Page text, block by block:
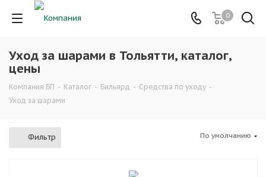
0
Уход за шарами в Тольятти, каталог,
цены
Компания БП - Каталог - Бильярд - Средства по уходу -
Уход за шарами
Фильтр По умолчанию